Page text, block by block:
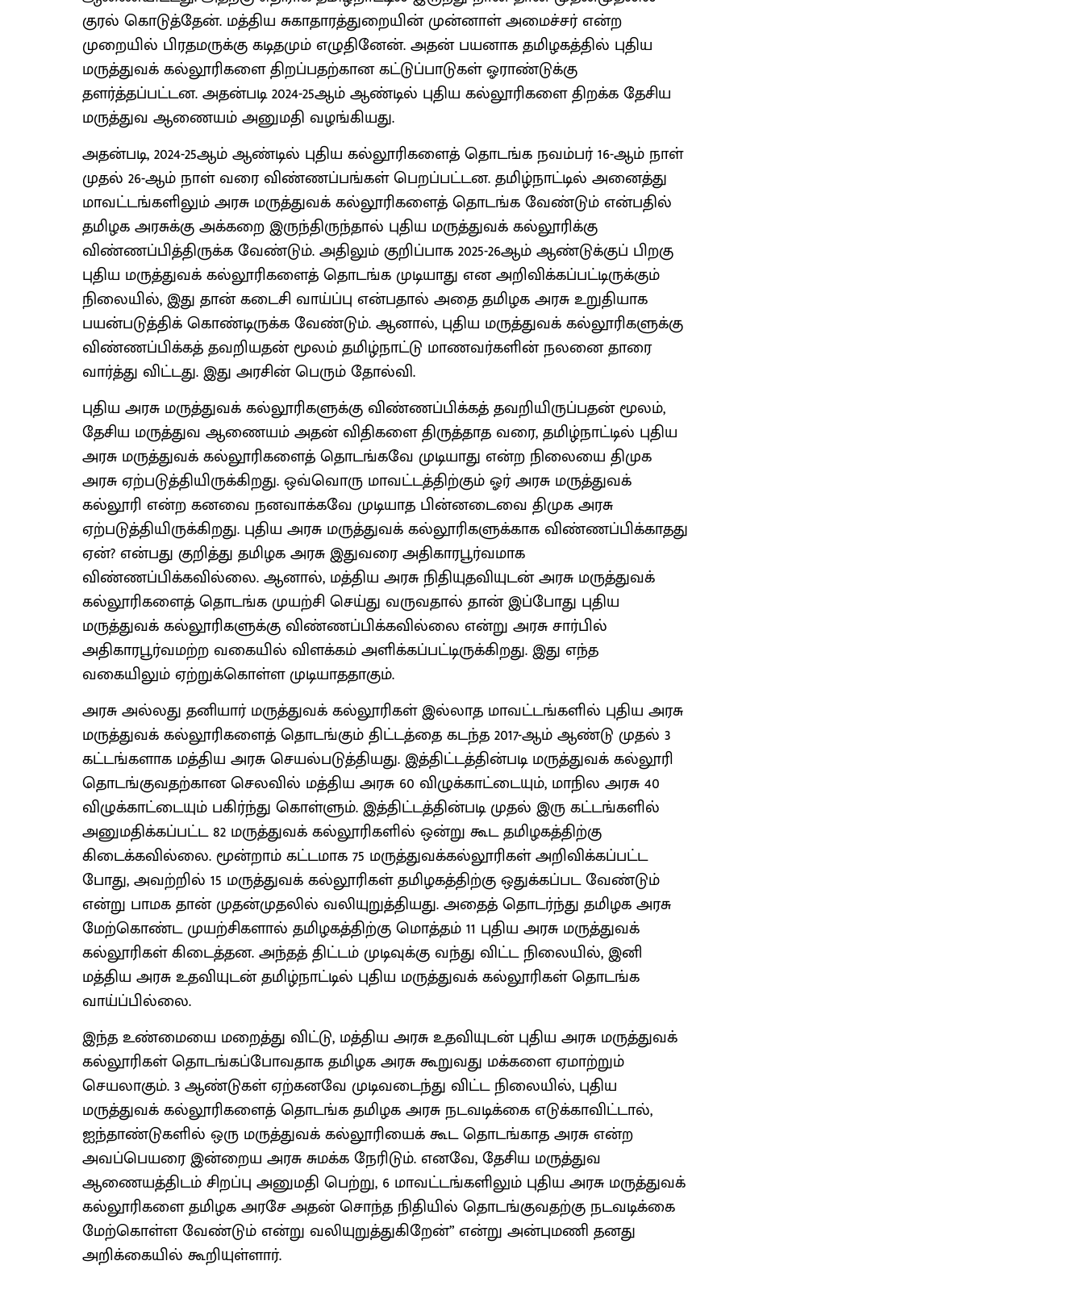
குரல் கொடுத்தேன். மத்திய சுகாதாரத்துறையின் முன்னாள் அமைச்சர் என்ற
முறையில் பிரதமருக்கு கடிதமும் எழுதினேன். அதன் பயனாக தமிழகத்தில் புதிய
மருத்துவக் கல்லூரிகளை திறப்பதற்கான கட்டுப்பாடுகள் ஓராண்டுக்கு
தளர்த்தப்பட்டன. அதன்படி 2024-25ஆம் ஆண்டில் புதிய கல்லூரிகளை திறக்க தேசிய
மருத்துவ ஆணையம் அனுமதி வழங்கியது.
அதன்படி, 2024-25ஆம் ஆண்டில் புதிய கல்லூரிகளைத் தொடங்க நவம்பர் 16-ஆம் நாள்
முதல் 26-ஆம் நாள் வரை விண்ணப்பங்கள் பெறப்பட்டன. தமிழ்நாட்டில் அனைத்து
மாவட்டங்களிலும் அரசு மருத்துவக் கல்லூரிகளைத் தொடங்க வேண்டும் என்பதில்
தமிழக அரசுக்கு அக்கறை இருந்திருந்தால் புதிய மருத்துவக் கல்லூரிக்கு
விண்ணப்பித்திருக்க வேண்டும். அதிலும் குறிப்பாக 2025-26ஆம் ஆண்டுக்குப் பிறகு
புதிய மருத்துவக் கல்லூரிகளைத் தொடங்க முடியாது என அறிவிக்கப்பட்டிருக்கும்
நிலையில், இது தான் கடைசி வாய்ப்பு என்பதால் அதை தமிழக அரசு உறுதியாக
பயன்படுத்திக் கொண்டிருக்க வேண்டும். ஆனால், புதிய மருத்துவக் கல்லூரிகளுக்கு
விண்ணப்பிக்கத் தவறியதன் மூலம் தமிழ்நாட்டு மாணவர்களின் நலனை தாரை
வார்த்து விட்டது. இது அரசின் பெரும் தோல்வி.
புதிய அரசு மருத்துவக் கல்லூரிகளுக்கு விண்ணப்பிக்கத் தவறியிருப்பதன் மூலம்,
தேசிய மருத்துவ ஆணையம் அதன் விதிகளை திருத்தாத வரை, தமிழ்நாட்டில் புதிய
அரசு மருத்துவக் கல்லூரிகளைத் தொடங்கவே முடியாது என்ற நிலையை திமுக
அரசு ஏற்படுத்தியிருக்கிறது. ஒவ்வொரு மாவட்டத்திற்கும் ஓர் அரசு மருத்துவக்
கல்லூரி என்ற கனவை நனவாக்கவே முடியாத பின்னடைவை திமுக அரசு
ஏற்படுத்தியிருக்கிறது. புதிய அரசு மருத்துவக் கல்லூரிகளுக்காக விண்ணப்பிக்காதது
ஏன்? என்பது குறித்து தமிழக அரசு இதுவரை அதிகாரபூர்வமாக
விண்ணப்பிக்கவில்லை. ஆனால், மத்திய அரசு நிதியுதவியுடன் அரசு மருத்துவக்
கல்லூரிகளைத் தொடங்க முயற்சி செய்து வருவதால் தான் இப்போது புதிய
மருத்துவக் கல்லூரிகளுக்கு விண்ணப்பிக்கவில்லை என்று அரசு சார்பில்
அதிகாரபூர்வமற்ற வகையில் விளக்கம் அளிக்கப்பட்டிருக்கிறது. இது எந்த
வகையிலும் ஏற்றுக்கொள்ள முடியாததாகும்.
அரசு அல்லது தனியார் மருத்துவக் கல்லூரிகள் இல்லாத மாவட்டங்களில் புதிய அரசு
மருத்துவக் கல்லூரிகளைத் தொடங்கும் திட்டத்தை கடந்த 2017-ஆம் ஆண்டு முதல் 3
கட்டங்களாக மத்திய அரசு செயல்படுத்தியது. இத்திட்டத்தின்படி மருத்துவக் கல்லூரி
தொடங்குவதற்கான செலவில் மத்திய அரசு 60 விழுக்காட்டையும், மாநில அரசு 40
விழுக்காட்டையும் பகிர்ந்து கொள்ளும். இத்திட்டத்தின்படி முதல் இரு கட்டங்களில்
அனுமதிக்கப்பட்ட 82 மருத்துவக் கல்லூரிகளில் ஒன்று கூட தமிழகத்திற்கு
கிடைக்கவில்லை. மூன்றாம் கட்டமாக 75 மருத்துவக்கல்லூரிகள் அறிவிக்கப்பட்ட
போது, அவற்றில் 15 மருத்துவக் கல்லூரிகள் தமிழகத்திற்கு ஒதுக்கப்பட வேண்டும்
என்று பாமக தான் முதன்முதலில் வலியுறுத்தியது. அதைத் தொடர்ந்து தமிழக அரசு
மேற்கொண்ட முயற்சிகளால் தமிழகத்திற்கு மொத்தம் 11 புதிய அரசு மருத்துவக்
கல்லூரிகள் கிடைத்தன. அந்தத் திட்டம் முடிவுக்கு வந்து விட்ட நிலையில், இனி
மத்திய அரசு உதவியுடன் தமிழ்நாட்டில் புதிய மருத்துவக் கல்லூரிகள் தொடங்க
வாய்ப்பில்லை.
இந்த உண்மையை மறைத்து விட்டு, மத்திய அரசு உதவியுடன் புதிய அரசு மருத்துவக்
கல்லூரிகள் தொடங்கப்போவதாக தமிழக அரசு கூறுவது மக்களை ஏமாற்றும்
செயலாகும். 3 ஆண்டுகள் ஏற்கனவே முடிவடைந்து விட்ட நிலையில், புதிய
மருத்துவக் கல்லூரிகளைத் தொடங்க தமிழக அரசு நடவடிக்கை எடுக்காவிட்டால்,
ஐந்தாண்டுகளில் ஒரு மருத்துவக் கல்லூரியைக் கூட தொடங்காத அரசு என்ற
அவப்பெயரை இன்றைய அரசு சுமக்க நேரிடும். எனவே, தேசிய மருத்துவ
ஆணையத்திடம் சிறப்பு அனுமதி பெற்று, 6 மாவட்டங்களிலும் புதிய அரசு மருத்துவக்
கல்லூரிகளை தமிழக அரசே அதன் சொந்த நிதியில் தொடங்குவதற்கு நடவடிக்கை
மேற்கொள்ள வேண்டும் என்று வலியுறுத்துகிறேன்” என்று அன்புமணி தனது
அறிக்கையில் கூறியுள்ளார்.